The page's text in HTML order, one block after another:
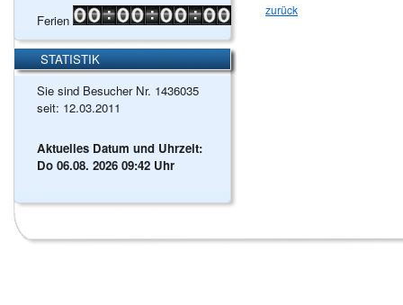
Ferien
STATISTIK
Sie sind Besucher Nr. 1436035
seit: 12.03.2011
Aktuelles Datum und Uhrzeit:
Do 06.08. 2026 09:42 Uhr
zurück